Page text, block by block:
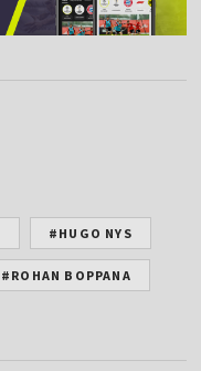
#HUGO NYS
#ROHAN BOPPANA